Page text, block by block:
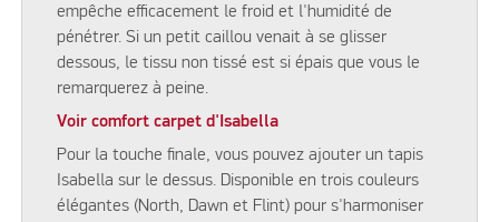
empêche efficacement le froid et l'humidité de
pénétrer. Si un petit caillou venait à se glisser
dessous, le tissu non tissé est si épais que vous le
remarquerez à peine.
Voir comfort carpet d'Isabella
Pour la touche finale, vous pouvez ajouter un tapis
Isabella sur le dessus. Disponible en trois couleurs
élégantes (North, Dawn et Flint) pour s'harmoniser